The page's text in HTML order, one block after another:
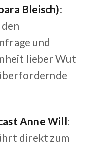
Bleisch):
und
lieber Wut
Anne Will:
direkt zum